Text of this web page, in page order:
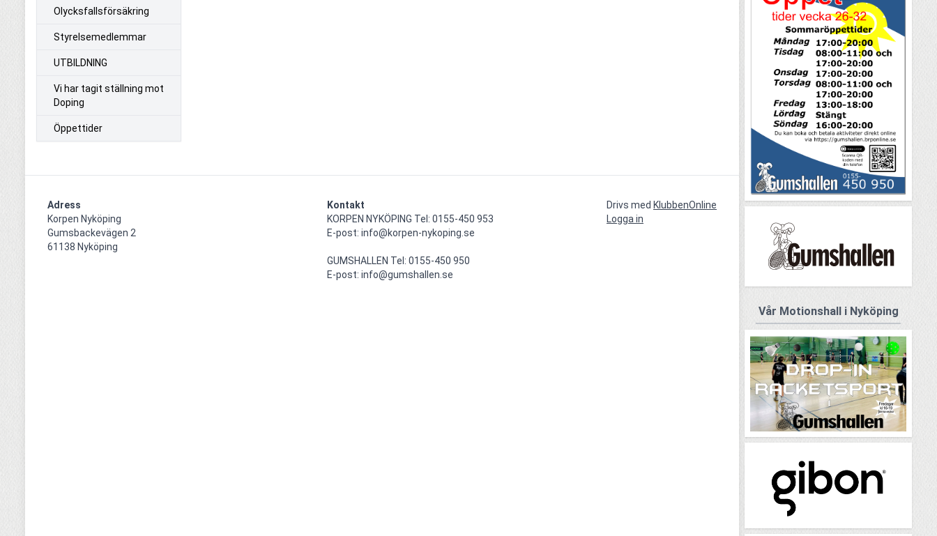
Olycksfallsförsäkring
Styrelsemedlemmar
UTBILDNING
Vi har tagit ställning mot
Doping
Öppettider
Adress
Korpen Nyköping
Gumsbackevägen 2
61138 Nyköping
Kontakt
KORPEN NYKÖPING Tel: 0155-450 953
E-post: info@korpen-nykoping.se
GUMSHALLEN Tel: 0155-450 950
E-post: info@gumshallen.se
Drivs med KlubbenOnline
Logga in
Vår Motionshall i Nyköping